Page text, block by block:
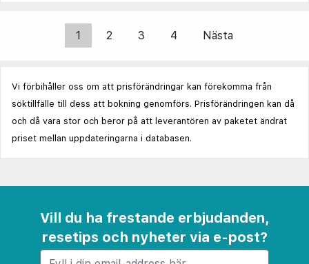
1 2 3 4 Nästa
Vi förbihåller oss om att prisförändringar kan förekomma från
söktillfälle till dess att bokning genomförs. Prisförändringen kan då
och då vara stor och beror på att leverantören av paketet ändrat
priset mellan uppdateringarna i databasen.
Vill du ha frestande erbjudanden,
resetips och nyheter via e-post?